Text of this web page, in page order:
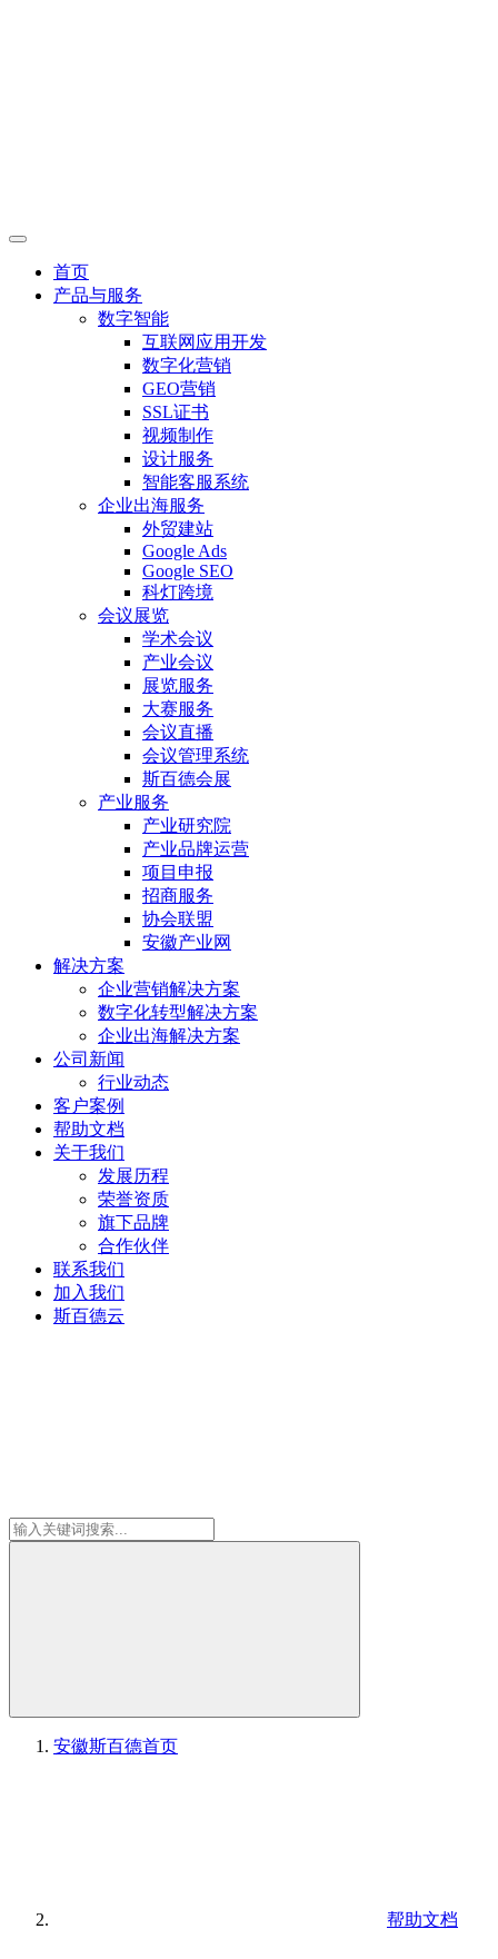
首页
产品与服务
数字智能
互联网应用开发
数字化营销
GEO营销
SSL证书
视频制作
设计服务
智能客服系统
企业出海服务
外贸建站
Google Ads
Google SEO
科灯跨境
会议展览
学术会议
产业会议
展览服务
大赛服务
会议直播
会议管理系统
斯百德会展
产业服务
产业研究院
产业品牌运营
项目申报
招商服务
协会联盟
安徽产业网
解决方案
企业营销解决方案
数字化转型解决方案
企业出海解决方案
公司新闻
行业动态
客户案例
帮助文档
关于我们
发展历程
荣誉资质
旗下品牌
合作伙伴
联系我们
加入我们
斯百德云
安徽斯百德首页
帮助文档